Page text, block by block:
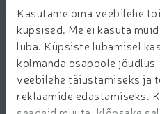
Kasutame oma veebilehe
küpsised. Me ei kasuta
luba. Küpsiste lubamisel
kolmanda osapoole
veebilehe täiustamiseks ja
reklaamide edastamiseks.